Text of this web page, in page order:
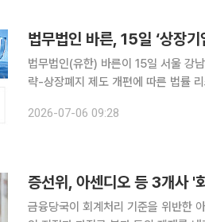
법무법인 바른, 15일 ‘상장
법무법인(유한) 바른이 15일 서울 강
략-상장폐지 제도 개편에 따른 법률
한 ‘부실기업 신속·엄정 퇴출을 위한
2026-07-06 09:28
증선위, 아센디오 등 3개사 '
금융당국이 회계처리 기준을 위반한